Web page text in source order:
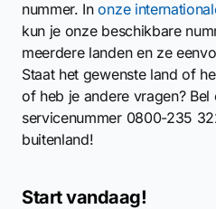
nummer. Inonze
kun je onze beschikbare
meerdere landen en ze
Staat het gewenste land of
of heb je andere vragen?
servicenummer 0800-235
buitenland!
Start vandaag!